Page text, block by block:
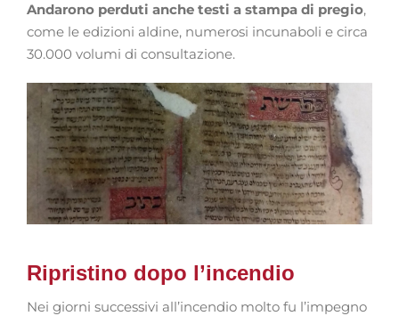
Andarono perduti anche testi a stampa di pregio,
come le edizioni aldine, numerosi incunaboli e circa
30.000 volumi di consultazione.
Ripristino dopo l’incendio
Nei giorni successivi all’incendio molto fu l’impegno